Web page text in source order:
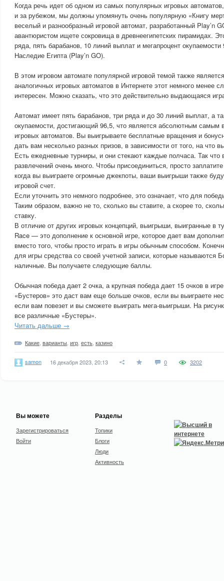
Когда речь идет об одном из самых популярных игровых
и за рубежом, мы должны упомянуть очень популярную «Книгу
веселый и разнообразный игровой автомат, разработанный Play’n
авантюристом ищете сокровища в древнеегипетских пирамидах.
ряда, пять барабанов, 10 линий выплат и мегапроцент окупаемости
Наследие Египта (Play’n GO).
В этом игровом автомате популярной игровой темой также
аналогичных игровых автоматов в Интернете этот немного менее
интересен. Можно сказать, что это действительно выдающаяся
Автомат имеет пять барабанов, три ряда и до 30 линий выплат, а
окупаемости, достигающий 96,5, что является абсолютным самым
игровых автоматов. Вы выигрываете бесплатные вращения и
дать вам несколько разных призов, в зависимости от того, на что
Есть ежедневные турниры, и они стекают каждые полчаса. Так что
развлечений очень много. Чтобы присоединиться, просто
когда вы выиграете огромные джекпоты, ваши выигрыши также
игровой счет.
Если уточнить это немного подробнее, это означает, что для
Таким образом, важно не то, сколько вы ставите, а скорее то,
ставку.
В отличие от других игровых концепций, выигрыши, выигранные в
Race — это дополнение к основной игре, которое дает вам
вместо того, чтобы просто играть в игры обычным способом.
для игры средства со своей учетной записи, которые называются
наличные. Вы получаете следующие баллы.
Обычная победа дает 2 очка, а крупная победа дает 15 очков в
«Бустеров» это даст вам еще больше очков, если вы выиграете
если вам повезет и вы сможете выиграть мега-выигрыши. На
все различные «Бустеры».
Читать дальше →
Какие варианты игр есть казино
samon 16 декабря 2023, 20:13 0 3202
Вы можете
Зарегистрироваться
Войти
Разделы
Топики
Блоги
Люди
Активность